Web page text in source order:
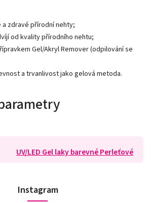
zdravé přírodní nehty;
od kvality přírodního nehtu;
Gel/Akryl Remover (odpilování se
a trvanlivost jako gelová metoda.
UV/LED Gel laky barevné Perleťové
Instagram